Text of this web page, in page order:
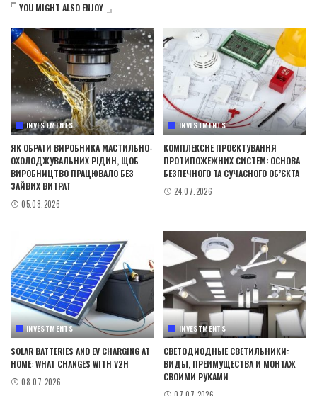
YOU MIGHT ALSO ENJOY
INVESTMENTS
ЯК ОБРАТИ ВИРОБНИКА МАСТИЛЬНО-
ОХОЛОДЖУВАЛЬНИХ РІДИН, ЩОБ
ВИРОБНИЦТВО ПРАЦЮВАЛО БЕЗ
ЗАЙВИХ ВИТРАТ
05.08.2026
INVESTMENTS
КОМПЛЕКСНЕ ПРОЄКТУВАННЯ
ПРОТИПОЖЕЖНИХ СИСТЕМ: ОСНОВА
БЕЗПЕЧНОГО ТА СУЧАСНОГО ОБ’ЄКТА
24.07.2026
INVESTMENTS
SOLAR BATTERIES AND EV CHARGING AT
HOME: WHAT CHANGES WITH V2H
08.07.2026
INVESTMENTS
СВЕТОДИОДНЫЕ СВЕТИЛЬНИКИ:
ВИДЫ, ПРЕИМУЩЕСТВА И МОНТАЖ
СВОИМИ РУКАМИ